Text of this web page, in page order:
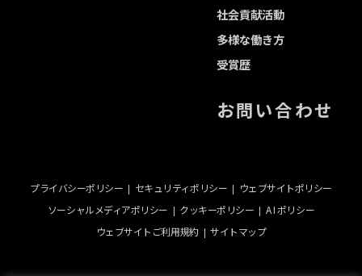
社会貢献活動
多様な働き方
受賞歴
お問い合わせ
プライバシーポリシー セキュリティポリシー
ウェブサイトポリシー
ソーシャルメディアポリシー
クッキーポリシー
A I ポリシー
ウェブサイトご利用規約
サイトマップ